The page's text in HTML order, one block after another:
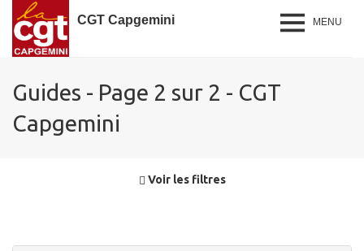
CGT Capgemini MENU
Guides - Page 2 sur 2 - CGT
Capgemini
Voir les filtres